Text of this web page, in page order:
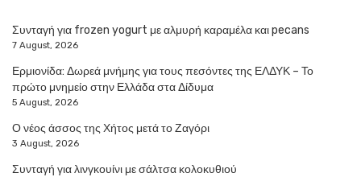
Συνταγή για frozen yogurt με αλμυρή καραμέλα και pecans
7 August, 2026
Ερμιονίδα: Δωρεά μνήμης για τους πεσόντες της ΕΛΔΥΚ – Το
πρώτο μνημείο στην Ελλάδα στα Δίδυμα
5 August, 2026
Ο νέος άσσος της Χήτος μετά το Ζαγόρι
3 August, 2026
Συνταγή για λινγκουίνι με σάλτσα κολοκυθιού